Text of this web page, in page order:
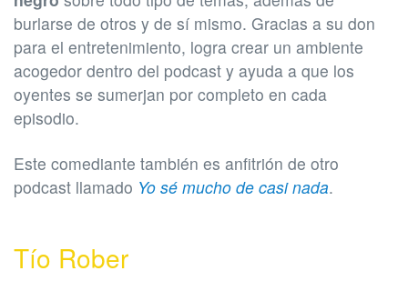
burlarse de otros y de sí mismo. Gracias a su don
para el entretenimiento, logra crear un ambiente
acogedor dentro del podcast y ayuda a que los
oyentes se sumerjan por completo en cada
episodio.
Este comediante también es anfitrión de otro
podcast llamado Yo sé mucho de casi nada.
Tío Rober